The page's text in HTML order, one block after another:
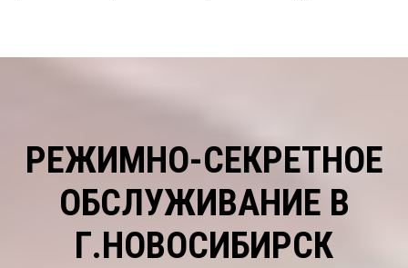
РЕЖИМНО-СЕКРЕТНОЕ
ОБСЛУЖИВАНИЕ В
Г.НОВОСИБИРСК